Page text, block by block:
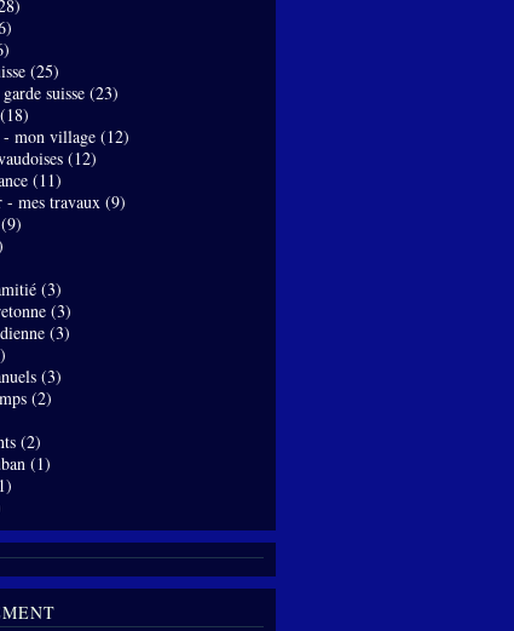
(25)
suisse (23)
(18)
- mon village (12)
(12)
(11)
- mes travaux (9)
(9)
(3)
(3)
(3)
(3)
(2)
(2)
(1)